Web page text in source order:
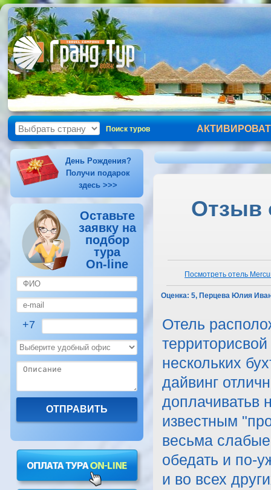
Поиск туров
День Рождения?
Получи подарок
здесь >>>
Оставьте
заявку на
подбор
тура
On-line
+7
Отзыв
Посмотреть отель
Оценка: 5, Перцева Юлия
Отель
нескольких
дайвинг
доплачиватьв
известным
весьма
обедать и по-
и во всех